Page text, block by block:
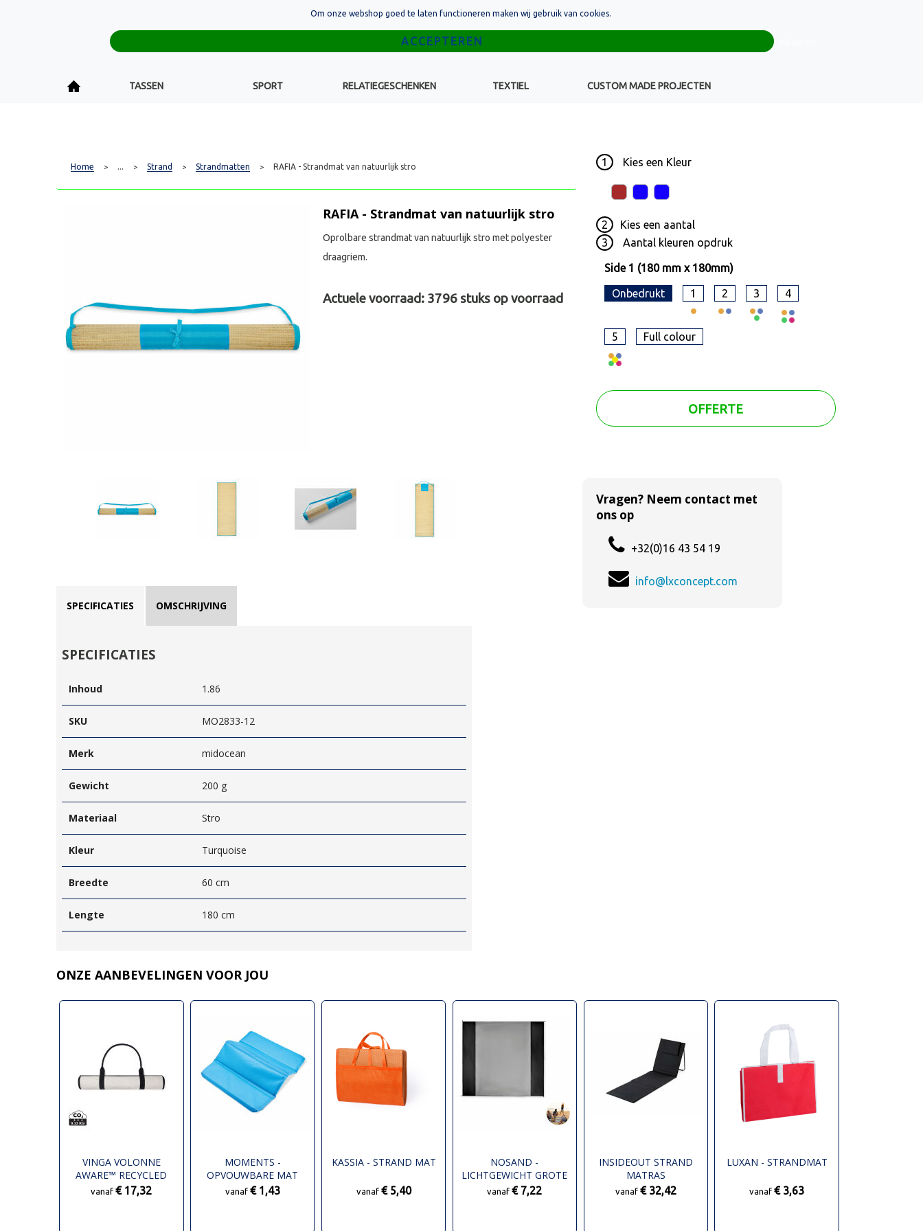
+32(0)16 43 54 19
TASSEN SPORT RELATIEGESCHENKEN TEXTIEL CUSTOM MADE PROJECTEN
Home > ... > Strand > Strandmatten > RAFIA - Strandmat van natuurlijk stro 1 Kies een Kleur
2 Kies een aantal
3
Aantal kleuren opdruk
Side 1 (180 mm x 180mm)
Onbedrukt 1 2 3 4
5 Full colour
OFFERTE
RAFIA - Strandmat van natuurlijk stro
Oprolbare strandmat van natuurlijk stro met polyester
draagriem.
Actuele voorraad: 3796stuks op voorraad
SPECIFICATIES OMSCHRIJVING
SPECIFICATIES
Inhoud 1.86
SKU MO2833-12
Merk midocean
Gewicht 200 g
Materiaal Stro
Kleur Turquoise
Breedte 60 cm
Lengte 180 cm
Vragen? Neem contact met
ons op
+32(0)16 43 54 19
info@lxconcept.com
ONZE AANBEVELINGEN VOOR JOU
VINGA VOLONNE
AWARE™ RECYCLED
CANVAS STRANDMAT
vanaf€ 17,32
MOMENTS -
OPVOUWBARE MAT
vanaf € 1,43
KASSIA - STRAND MAT
vanaf € 5,40
NOSAND -
LICHTGEWICHT GROTE
STRANDMAT
vanaf€ 7,22
INSIDEOUT STRAND
MATRAS
vanaf € 32,42
LUXAN - STRANDMAT
vanaf€ 3,63
Om onze webshop goed te laten functioneren maken wij gebruik van cookies.